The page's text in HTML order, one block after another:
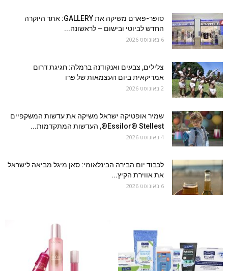
סופר-פארם משיקה את GALLERY: אתר היוקרה
החדש לביוטי ובישום – לראשונה...
6 באוגוסט 2026
צלילים, צבעים ואנקודנה ברמלה: חגיגת דרום
אמריקאית ביום העצמאות של פרו
2 באוגוסט 2026
שמיר אופטיקה ישראל משיקה את עדשות המשקפיים
Essilor® Stellest®, העדשות המתקדמות...
4 באוגוסט 2026
לכבוד יום הבירה הבינלאומי: סאן מיגל מביאה לישראל
את אווירת הקיץ...
6 באוגוסט 2026